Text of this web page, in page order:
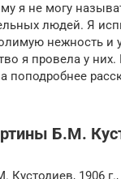
я не могу
людей. Я
нежность и
я провела у
поподробнее
Б.М.
Кустодиев, 1906